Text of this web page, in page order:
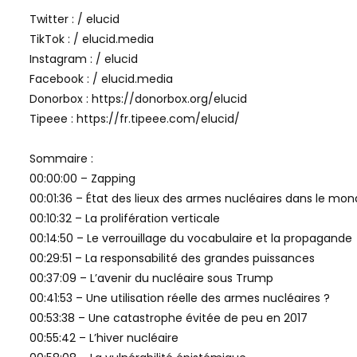
Twitter : / elucid
TikTok : / elucid.media
Instagram : / elucid
Facebook : / elucid.media
Donorbox : https://donorbox.org/elucid
Tipeee : https://fr.tipeee.com/elucid/
Sommaire :
00:00:00 – Zapping
00:01:36 – État des lieux des armes nucléaires dans le
00:10:32 – La prolifération verticale
00:14:50 – Le verrouillage du vocabulaire et la propagande
00:29:51 – La responsabilité des grandes puissances
00:37:09 – L’avenir du nucléaire sous Trump
00:41:53 – Une utilisation réelle des armes nucléaires ?
00:53:38 – Une catastrophe évitée de peu en 2017
00:55:42 – L’hiver nucléaire